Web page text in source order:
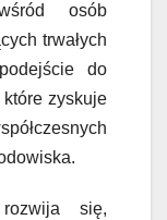
osób
trwałych
do
zyskuje
się,